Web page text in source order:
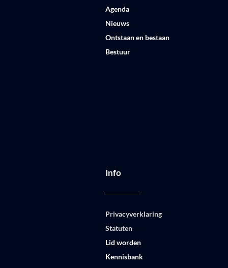
Agenda
Nieuws
Ontstaan en bestaan
Bestuur
Info
Privacyverklaring
Statuten
Lid worden
Kennisbank